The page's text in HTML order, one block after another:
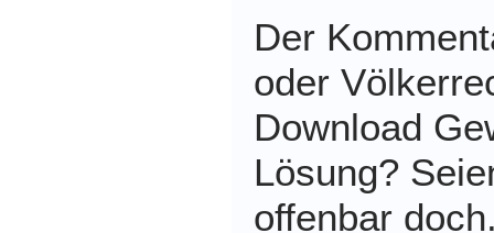
Der
oder
Download
Lösung?
offenbar